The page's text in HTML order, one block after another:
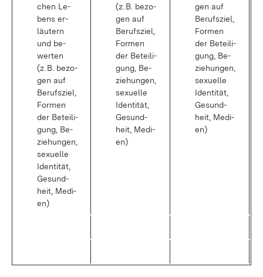
chen Le­
bens er­
läu­tern
und be­
wer­ten
(z. B. be­zo­
gen auf
Be­rufs­ziel,
For­men
der Be­tei­li­
gung, Be­
zie­hun­gen,
se­xu­el­le
Iden­ti­tät,
Ge­sund­
heit, Me­di­
en)
(z. B. be­zo­
gen auf
Be­rufs­ziel,
For­men
der Be­tei­li­
gung, Be­
zie­hun­gen,
se­xu­el­le
Iden­ti­tät,
Ge­sund­
heit, Me­di­
en)
gen auf
Be­rufs­ziel,
For­men
der Be­tei­li­
gung, Be­
zie­hun­gen,
se­xu­el­le
Iden­ti­tät,
Ge­sund­
heit, Me­di­
en)